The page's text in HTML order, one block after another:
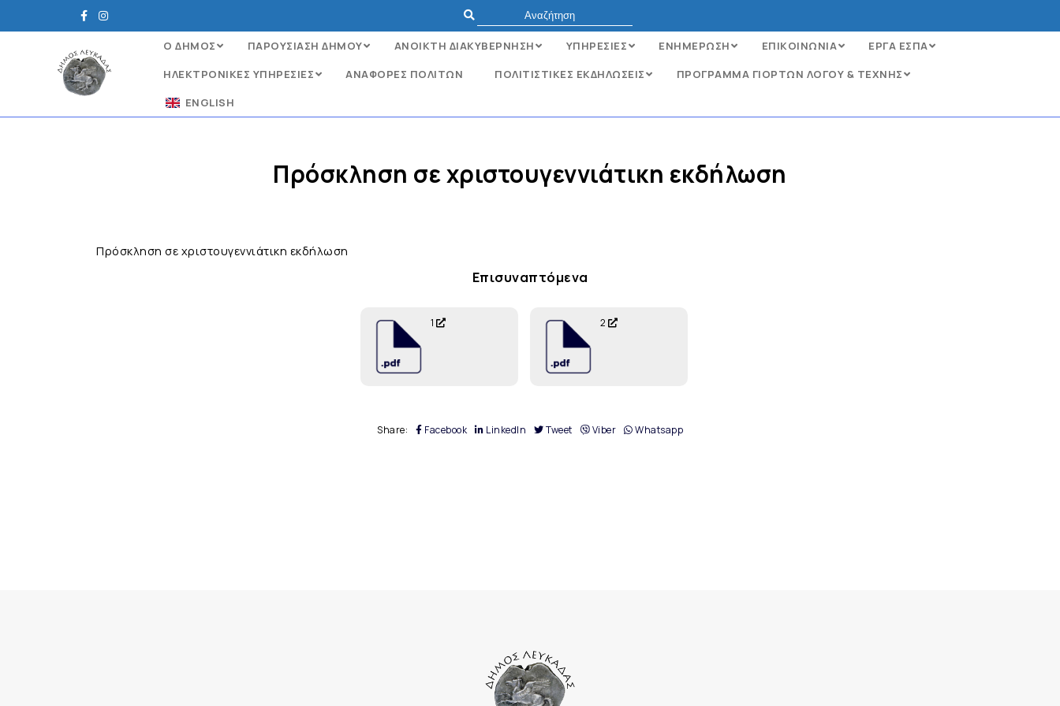
Ο ΔΗΜΟΣ ΠΑΡΟΥΣΙΑΣΗ ΔΗΜΟΥ ΑΝΟΙΚΤΗ ΔΙΑΚΥΒΕΡΝΗΣΗ ΥΠΗΡΕΣΙΕΣ ΕΝΗΜΕΡΩΣΗ ΕΠΙΚΟΙΝΩΝΙΑ
ΕΡΓΑ ΕΣΠΑ
ΗΛΕΚΤΡΟΝΙΚΈΣ ΥΠΗΡΕΣΊΕΣ
ΑΝΑΦΟΡΈΣ ΠΟΛΙΤΏΝ ΠΟΛΙΤΙΣΤΙΚΕΣ ΕΚΔΗΛΩΣΕΙΣ
ΠΡΟΓΡΑΜΜΑ ΓΙΟΡΤΩΝ ΛΟΓΟΥ & ΤΕΧΝΗΣ
ENGLISH
Πρόσκληση σε χριστουγεννιάτικη εκδήλωση
Πρόσκληση σε χριστουγεννιάτικη εκδήλωση
Επισυναπτόμενα
1 2
Share: Facebook LinkedIn Tweet Viber Whatsapp